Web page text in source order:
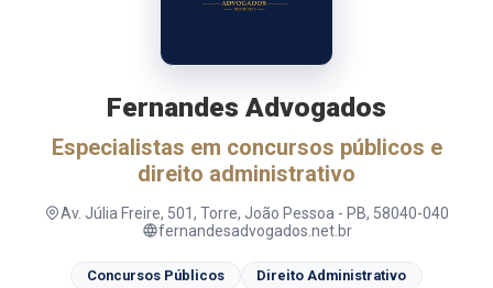
Fernandes Advogados
Especialistas em concursos públicos e
direito administrativo
Av. Júlia Freire, 501, Torre, João Pessoa - PB, 58040-040
fernandesadvogados.net.br
Concursos Públicos
Direito Administrativo